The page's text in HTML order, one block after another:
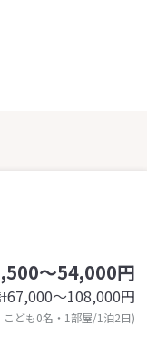
～54,000円
67,000〜108,000円
こども0名・1部屋/1泊2日)